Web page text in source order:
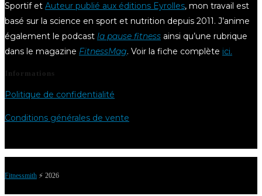
Sportif et Auteur publié aux éditions Eyrolles, mon travail est
basé sur la science en sport et nutrition depuis 2011. J’anime
également le podcast la pause fitness ainsi qu’une rubrique
dans le magazine FitnessMag. Voir la fiche complète ici.
Informations
Politique de confidentialité
Conditions générales de vente
Fitnessmith ⚡️ 2026